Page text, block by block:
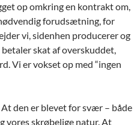
op omkring en kontrakt om,
forudsætning, for
vi, sidenhen producerer og
skat af overskuddet,
Vi er vokset op med “ingen
den er blevet for svær – både
vores skrøbelige natur. At